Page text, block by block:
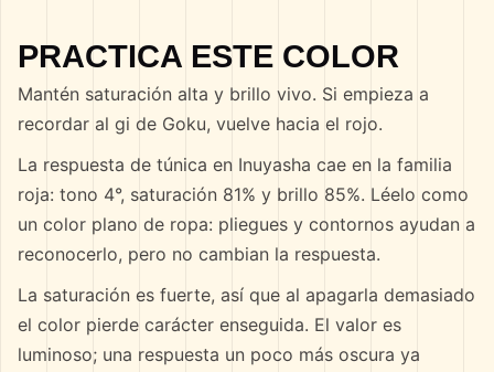
PRACTICA ESTE COLOR
Mantén saturación alta y brillo vivo. Si empieza a
recordar al gi de Goku, vuelve hacia el rojo.
La respuesta de túnica en Inuyasha cae en la familia
roja: tono 4°, saturación 81% y brillo 85%. Léelo como
un color plano de ropa: pliegues y contornos ayudan a
reconocerlo, pero no cambian la respuesta.
La saturación es fuerte, así que al apagarla demasiado
el color pierde carácter enseguida. El valor es
luminoso; una respuesta un poco más oscura ya